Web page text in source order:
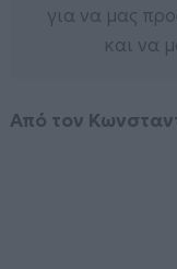
για να μας
και να
Από τον